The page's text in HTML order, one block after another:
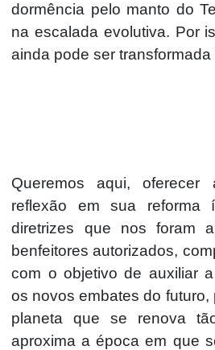
dormência pelo manto do
na escalada evolutiva. Por
ainda pode ser
Queremos aqui, oferecer
reflexão em sua reforma
diretrizes que nos foram
benfeitores autorizados,
com o objetivo de auxiliar
os novos embates do futuro,
planeta que se renova
aproxima a época em que